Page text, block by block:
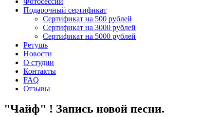
Подарочный сертификат
Сертификат на 500 рублей
Сертификат на 3000 рублей
Сертификат на 5000 рублей
Ретушь
Новости
О студии
Контакты
FAQ
Отзывы
"Чайф" ! Запись новой песни.